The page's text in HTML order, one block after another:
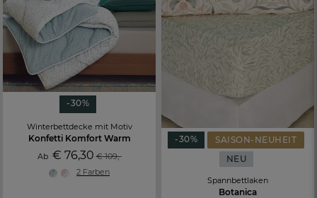
-30%
Winterbettdecke mit Motiv
Konfetti Komfort Warm
Ab € 76,30 € 109,-
2 Farben
-30%
SAISON-NEUHEIT
NEU
Spannbettlaken
Botanica